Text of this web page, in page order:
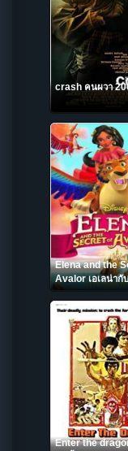
crash คนผวา
Elena and the
Avalor เอเลน่ากั
ของอาวาลอร์
Enter the